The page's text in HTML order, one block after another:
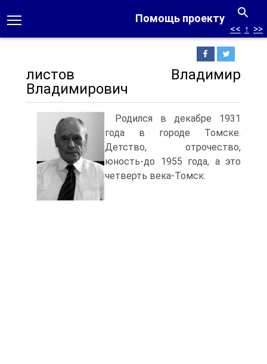
Помощь проекту
<< ↑ >>
листов Владимир
Владимирович
Pодился в декабре 1931
года в городе Томске.
Детство, отрочество,
юность-до 1955 года, а это
четверть века-Томск.